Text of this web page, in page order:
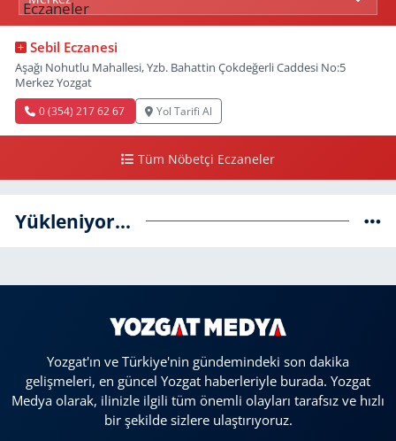
Sebil Eczanesi
Aşağı Nohutlu Mahallesi, Yzb. Bahattin Çokdeğerli Caddesi No:5
Merkez Yozgat
0 (354) 217 62 67 Yol Tarifi Al
Tüm Nöbetçi Eczaneler
Yükleniyor...
Yozgat'ın ve Türkiye'nin gündemindeki son dakika
gelişmeleri, en güncel Yozgat haberleriyle burada. Yozgat
Medya olarak, ilinizle ilgili tüm önemli olayları tarafsız ve hızlı
bir şekilde sizlere ulaştırıyoruz.